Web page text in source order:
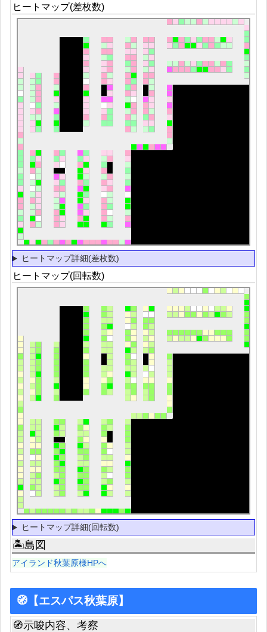
ヒートマップ(差枚数)
ヒートマップ詳細(差枚数)
ヒートマップ(回転数)
ヒートマップ詳細(回転数)
🏝島図
アイランド秋葉原様HPへ
🧭【エスパス秋葉原】
🧭示唆内容、考察